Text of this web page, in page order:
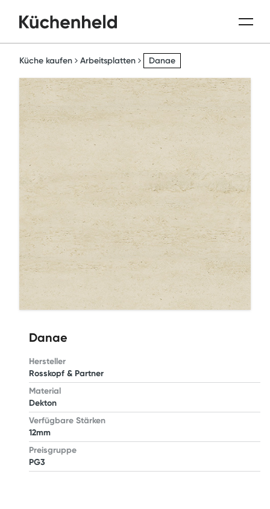
Küche kaufen Arbeitsplatten Danae
Danae
Hersteller
Rosskopf & Partner
Material
Dekton
Verfügbare Stärken
12mm
Preisgruppe
PG3